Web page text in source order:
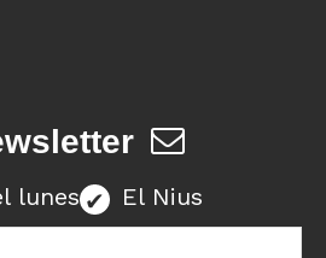
lunes El Nius